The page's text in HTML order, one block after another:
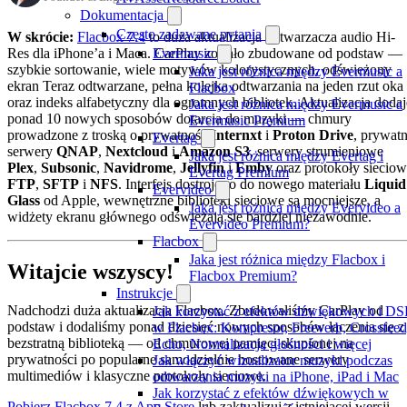
Dokumentacja
Często zadawane pytania
Evermusic
Jaka jest różnica między Evermusic a
Flacbox
Jaka jest różnica między Evermusic a
Evermusic Premium
Evertag
Jaka jest różnica między Evertag i
Evertag Premium
Evervideo
Jaka jest różnica między Evervideo a
Evervideo Premium?
Flacbox
Jaka jest różnica między Flacbox i
Flacbox Premium?
Instrukcje
Jak korzystać z efektów dźwiękowych i
w Flacbox: Kompresor, Freeverb,
Echo, Normalizacja głośności i więcej
Jak włączyć wizualizator muzyki podczas
odtwarzania muzyki na iPhone, iPad i Mac
Jak korzystać z efektów dźwiękowych w
W skrócie: Flacbox 7.4to duża aktualizacja odtwarzacza audio Hi-
Res dla iPhone’a i Maca. CarPlay zostało zbudowane od podstaw —
szybkie sortowanie, wiele motywów kolorystycznych, odświeżony
ekran Teraz odtwarzane, pełna kolejka odtwarzania na jeden rzut oka
oraz indeks alfabetyczny dla ogromnych bibliotek. Aktualizacja
ponad 10 nowych sposobów dotarcia do muzyki — chmury
prowadzone z troską o prywatnośćInternxt i Proton Drive,
serwery QNAP, Nextcloud iAmazon S3, serwery strumieniowe
Plex, Subsonic, Navidrome, JellyfiniEmbyoraz protokoły
FTP, SFTP i NFS. Interfejs dostrojono do nowego materiału Liquid
Glass od Apple, wewnętrzne biblioteki sieciowe są mocniejsze, a
widżety ekranu głównego odświeżają się bardziej niezawodnie.
Witajcie wszyscy!
Nadchodzi duża aktualizacja Flacbox. Zbudowaliśmy CarPlay od
podstaw i dodaliśmy ponad dziesięć nowych sposobów łączenia się z
bezstratną biblioteką — od chmurowej pamięci skupionej na
prywatności po popularne samodzielnie hostowane serwery
multimediów i klasyczne protokoły sieciowe.